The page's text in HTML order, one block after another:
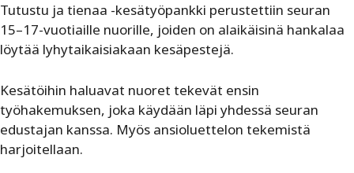
Tutustu ja tienaa -kesätyöpankki perustettiin seuran
15–17-vuotiaille nuorille, joiden on alaikäisinä hankalaa
löytää lyhytaikaisiakaan kesäpestejä.
Kesätöihin haluavat nuoret tekevät ensin
työhakemuksen, joka käydään läpi yhdessä seuran
edustajan kanssa. Myös ansioluettelon tekemistä
harjoitellaan.